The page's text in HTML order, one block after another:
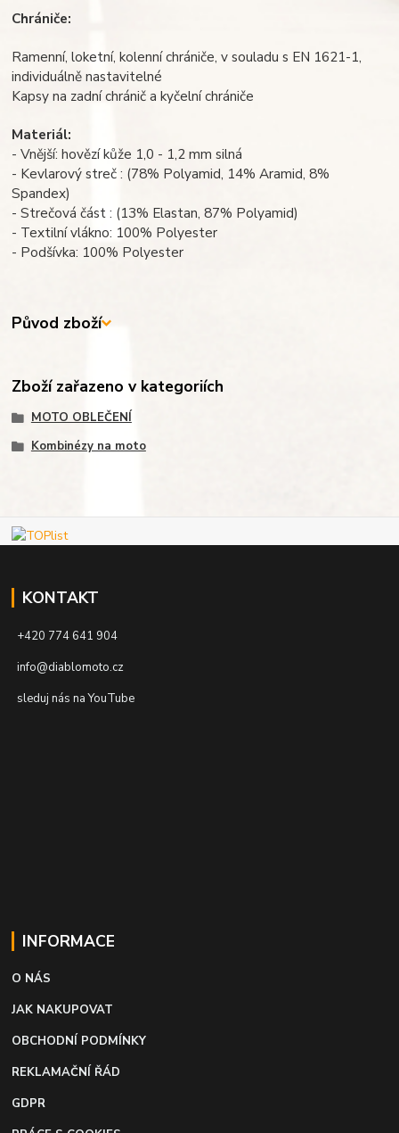
Chrániče:
Ramenní, loketní, kolenní chrániče, v souladu s EN 1621-1,
individuálně nastavitelné
Kapsy na zadní chránič a kyčelní chrániče
Materiál:
- Vnější: hovězí kůže 1,0 - 1,2 mm silná
- Kevlarový streč : (78% Polyamid, 14% Aramid, 8%
Spandex)
- Strečová část : (13% Elastan, 87% Polyamid)
- Textilní vlákno: 100% Polyester
- Podšívka: 100% Polyester
Původ zboží
Zboží zařazeno v kategoriích
MOTO OBLEČENÍ
Kombinézy na moto
KONTAKT
+420 774 641 904
info@diablomoto.cz
sleduj nás na YouTube
INFORMACE
O NÁS
JAK NAKUPOVAT
OBCHODNÍ PODMÍNKY
REKLAMAČNÍ ŘÁD
GDPR